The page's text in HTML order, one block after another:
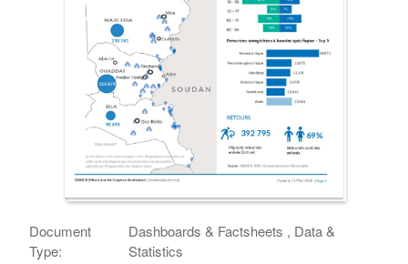
Document
Type:
Dashboards & Factsheets , Data &
Statistics